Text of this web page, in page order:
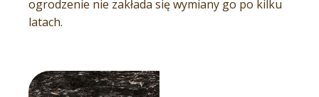
ogrodzenie nie zakłada się wymiany go po kilku
latach.